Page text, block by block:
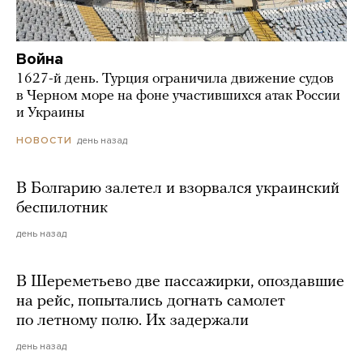
Война
1627-й день. Турция ограничила движение судов
в Черном море на фоне участившихся атак России
и Украины
НОВОСТИ день назад
В Болгарию залетел и взорвался украинский
беспилотник
день назад
В Шереметьево две пассажирки, опоздавшие
на рейс, попытались догнать самолет
по летному полю. Их задержали
день назад